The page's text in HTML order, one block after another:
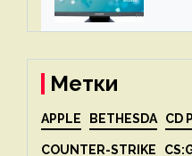
Метки
APPLE BETHESDA CD
COUNTER-STRIKE